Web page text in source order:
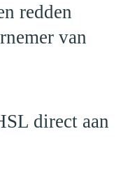
redden
van
direct aan